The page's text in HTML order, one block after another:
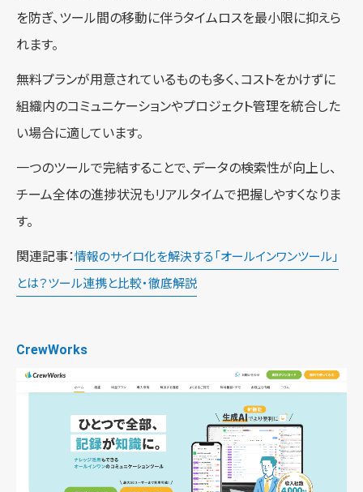
を防ぎ、ツール間の移動に伴うタイムロスを最小限に抑えら
れます。
無料プランが用意されているものも多く、コストをかけずに
組織内のコミュニケーションやプロジェクト管理を統合した
い場合に適しています。
一つのツールで完結することで、データの検索性が向上し、
チーム全体の進捗状況もリアルタイムで把握しやすくなりま
す。
関連記事：情報のサイロ化を解決する「オールインワンツール」
とは？ツール連携と比較・徹底解説
CrewWorks